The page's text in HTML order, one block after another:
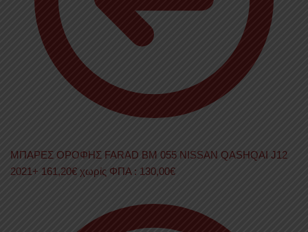
ΜΠΑΡΕΣ ΟΡΟΦΗΣ FARAD BM 055 NISSAN QASHQAI J12
2021+ 161,20€ χωρίς ΦΠΑ : 130,00€